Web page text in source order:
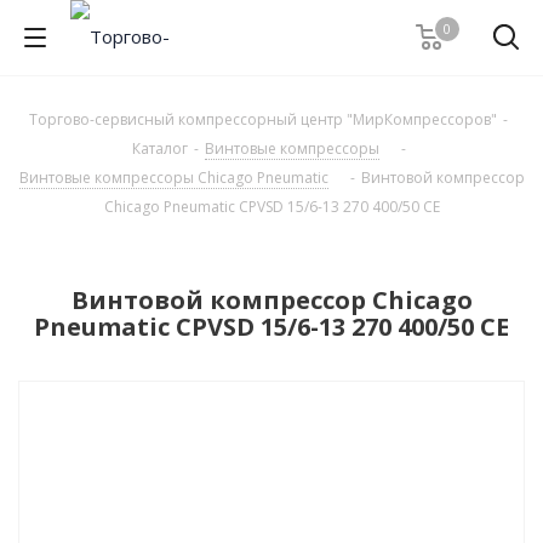
0
Торгово-сервисный компрессорный центр "МирКомпрессоров" -
Каталог - Винтовые компрессоры
-
Винтовые компрессоры Chicago Pneumatic
- Винтовой компрессор
Chicago Pneumatic CPVSD 15/6-13 270 400/50 CE
Винтовой компрессор Chicago
Pneumatic CPVSD 15/6-13 270 400/50 CE